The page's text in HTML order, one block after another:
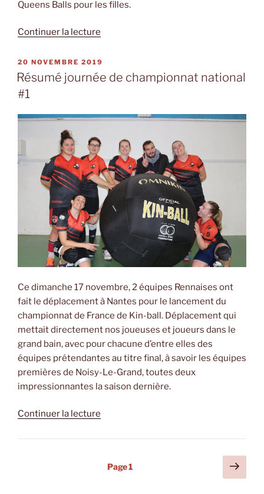
Queens Balls pour les filles.
Continuer la lecture
journée
de
#1 »
PUBLIÉ
LE
20 NOVEMBRE 2019
Résumé journée de championnat national
#1
Ce dimanche 17 novembre, 2 équipes Rennaises ont
fait le déplacement à Nantes pour le lancement du
championnat de France de Kin-ball. Déplacement qui
mettait directement nos joueuses et joueurs dans le
grand bain, avec pour chacune d’entre elles des
équipes prétendantes au titre final, à savoir les équipes
premières de Noisy-Le-Grand, toutes deux
impressionnantes la saison dernière.
Continuer la lecture
journée
championnat
Page1
Page